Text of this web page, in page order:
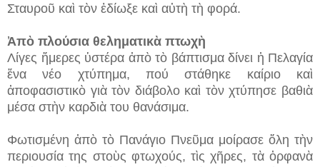
Σταυροῦ καὶ τὸν ἐδίωξε καὶ αὐτὴ τὴ φορά.
Ἀπὸ πλούσια θεληματικὰ πτωχὴ
Λίγες ἥμερες ὑστέρα ἀπὸ τὸ βάπτισμα δίνει ἡ Πελαγία
ἕνα νέο χτύπημα, πού στάθηκε καίριο καὶ
ἀποφασιστικὸ γιὰ τὸν διάβολο καὶ τὸν χτύπησε βαθιὰ
μέσα στὴν καρδιὰ του θανάσιμα.
Φωτισμένη ἀπὸ τὸ Πανάγιο Πνεῦμα μοίρασε ὅλη τὴν
περιουσία της στοὺς φτωχούς, τὶς χῆρες, τὰ ὀρφανὰ